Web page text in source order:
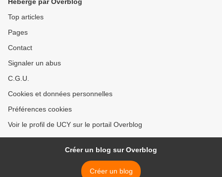
Top articles
Pages
Contact
Signaler un abus
C.G.U.
Cookies et données personnelles
Préférences cookies
Voir le profil de UCY sur le portail Overblog
Créer un blog sur Overblog
Créer un blog